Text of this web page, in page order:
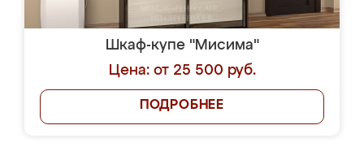
Шкаф-купе "Мисима"
Цена: от 25 500 руб.
ПОДРОБНЕЕ